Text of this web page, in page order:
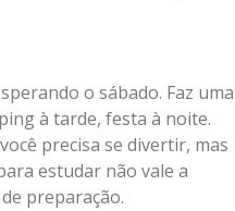
o sábado. Faz uma
à tarde, festa à noite.
precisa se divertir, mas
estudar não vale a
preparação.